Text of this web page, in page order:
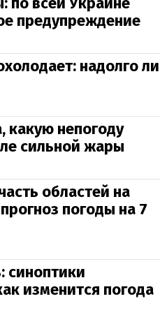
предупреждение
надолго ли
какую непогоду
сильной жары
областей на
погоды на 7
синоптики
изменится погода